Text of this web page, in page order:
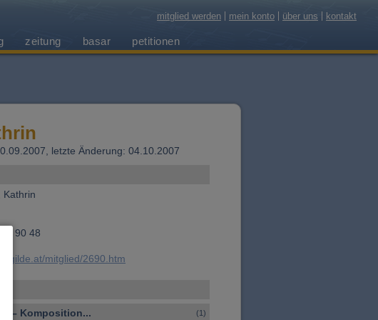
mitglied werden mein konto über uns kontakt
zeitung basar petitionen
letzte Änderung: 04.10.2007
Kathrin
90 48
mitglied/2690.htm
– Komposition... (1)